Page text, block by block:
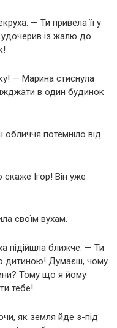
— Ти привела її у
удочерив із жалю до
— Марина стиснула
в один будинок
обличчя потемніло від
Ігор! Він уже
своїм вухам.
підійшла ближче. — Ти
дитиною! Думаєш, чому
Тому що я йому
тебе!
як земля йде з-під